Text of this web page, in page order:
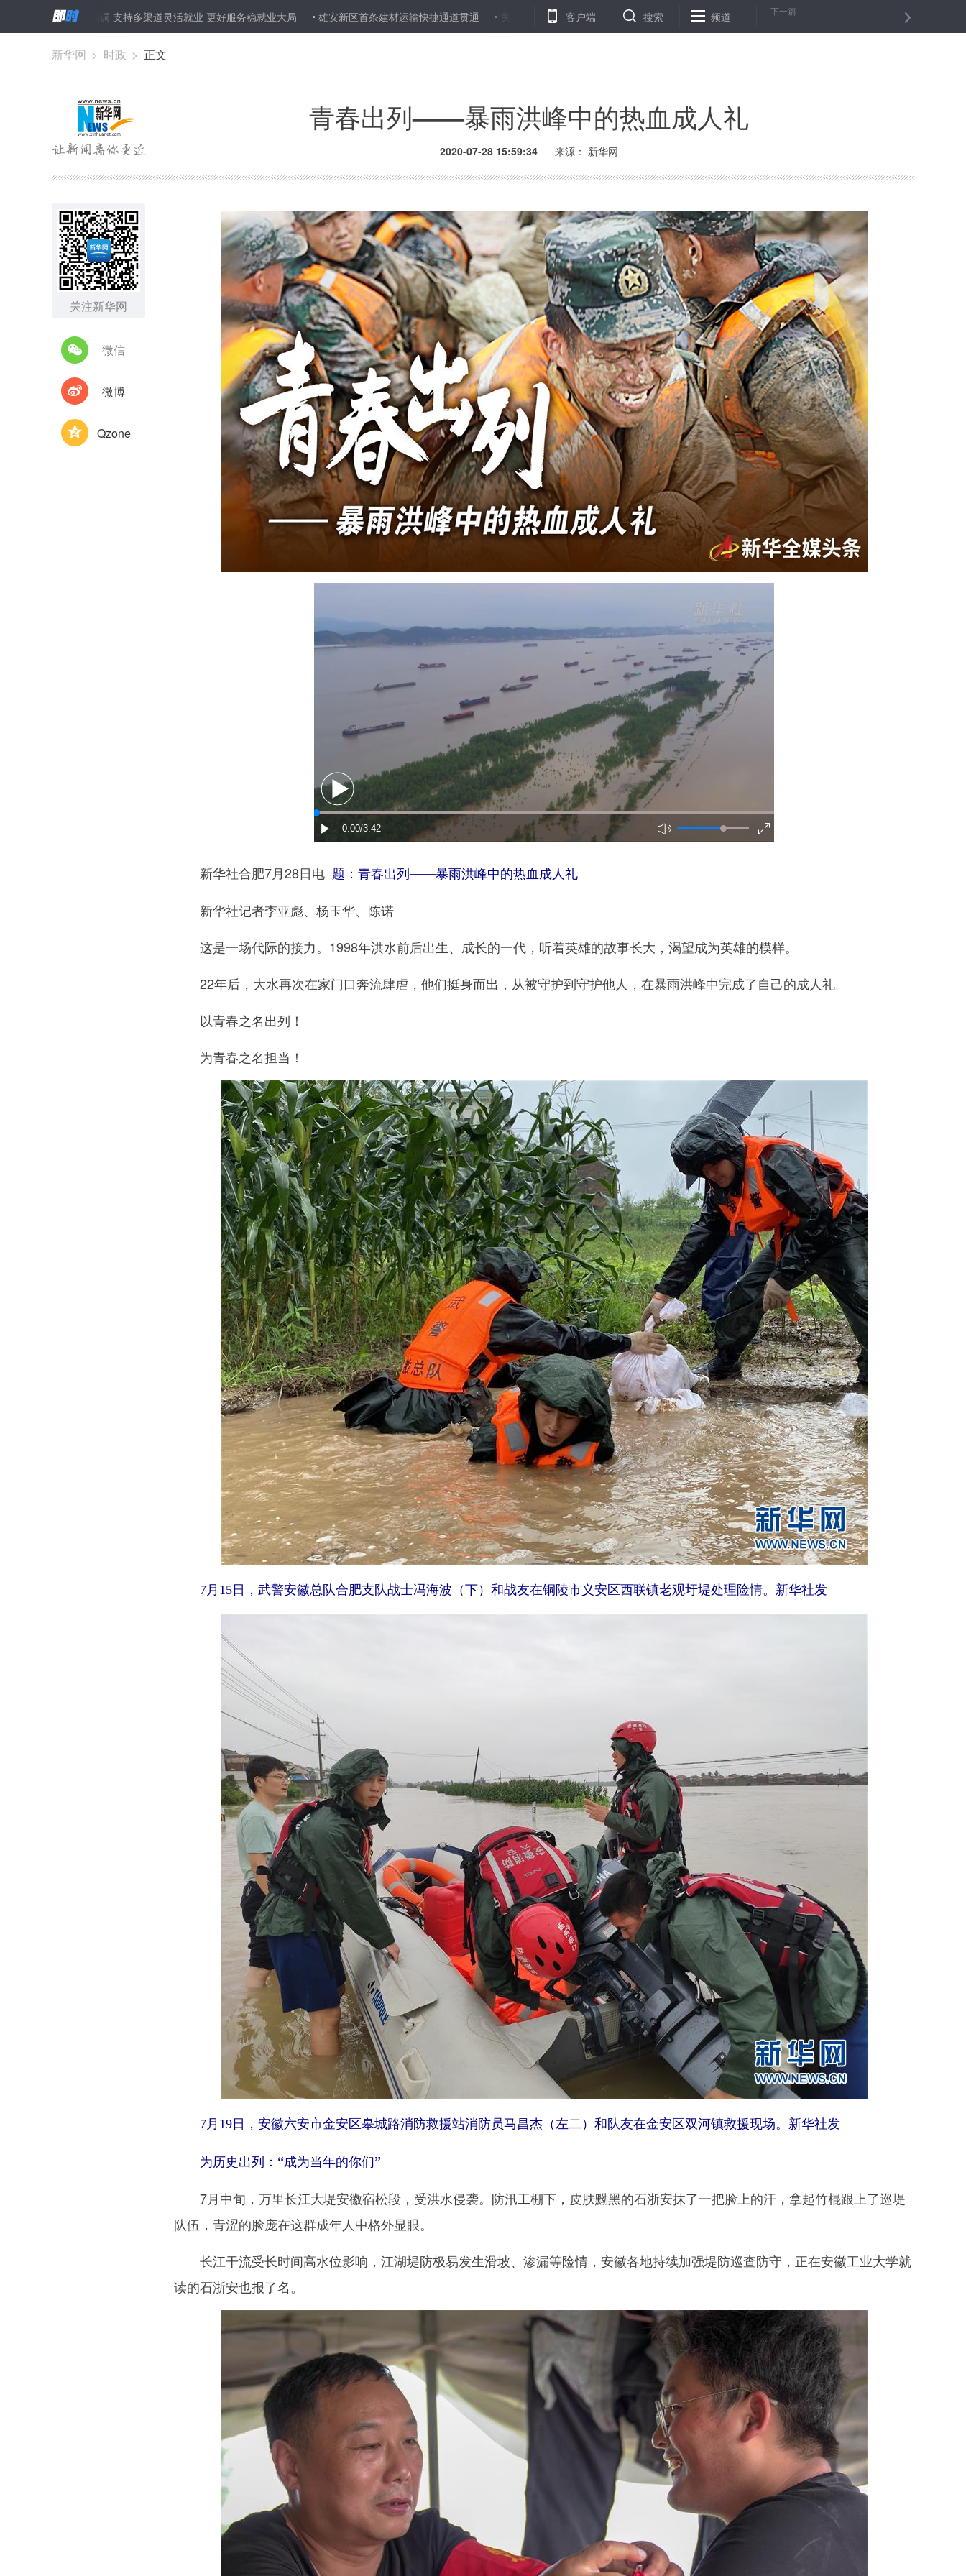
调 支持多渠道灵活就业 更好服务稳就业大局 雄安新区首条建材运输快捷通道贯通 关注“世界肝炎日”：身边的“沉默杀手”，很多人却不知晓 河北严格管控抽采地热水 我国启动“绿洲项目”探索降低乙
客户端 搜索 频道 下一篇
新华网 > 时政 > 正文
青春出列——暴雨洪峰中的热血成人礼
2020-07-28 15:59:34 来源： 新华网
关注新华网
微信
微博
Qzone
新华社合肥7月28日电 题：青春出列——暴雨洪峰中的热血成人礼
新华社记者李亚彪、杨玉华、陈诺
这是一场代际的接力。1998年洪水前后出生、成长的一代，听着英雄的故事长大，渴望成为英雄的模样。
22年后，大水再次在家门口奔流肆虐，他们挺身而出，从被守护到守护他人，在暴雨洪峰中完成了自己的成人礼。
以青春之名出列！
为青春之名担当！
7月15日，武警安徽总队合肥支队战士冯海波（下）和战友在铜陵市义安区西联镇老观圩堤处理险情。新华社发
7月19日，安徽六安市金安区皋城路消防救援站消防员马昌杰（左二）和队友在金安区双河镇救援现场。新华社发
为历史出列：“成为当年的你们”
7月中旬，万里长江大堤安徽宿松段，受洪水侵袭。防汛工棚下，皮肤黝黑的石浙安抹了一把脸上的汗，拿起竹棍跟上了巡堤
队伍，青涩的脸庞在这群成年人中格外显眼。
长江干流受长时间高水位影响，江湖堤防极易发生滑坡、渗漏等险情，安徽各地持续加强堤防巡查防守，正在安徽工业大学就
读的石浙安也报了名。